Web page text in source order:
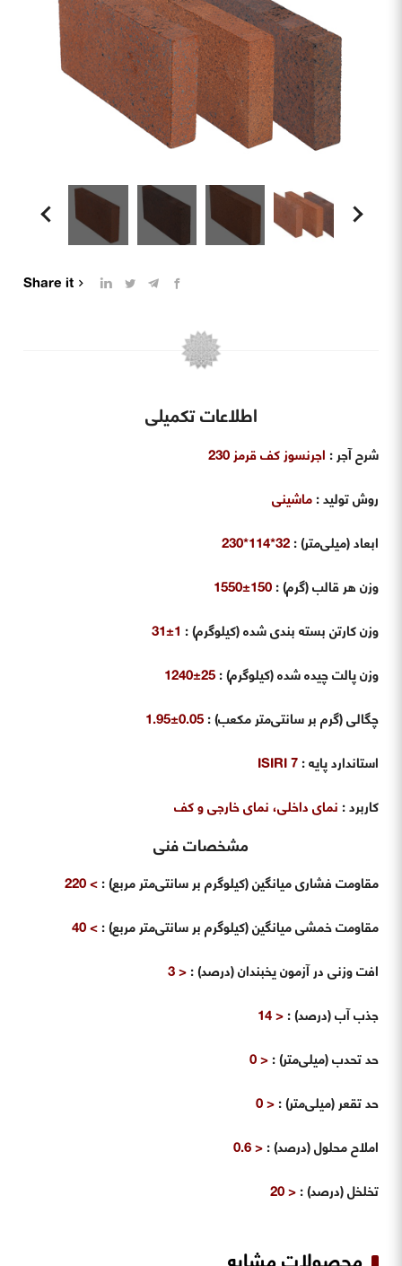
اطلاعات تکمیلی
شرح آجر:اجرنسوز کف قرمز 230
روش تولید:ماشینی
ابعاد (میلی‌متر):
32*114*230
وزن هر قالب (گرم):
150±1550
وزن کارتن بسته بندی شده (کیلوگرم):
1±31
وزن پالت چیده شده (کیلوگرم):
25±1240
چگالی (گرم بر سانتی‌متر مکعب):
0.05±1.95
استاندارد پایه:
ISIRI 7
کاربرد:نمای داخلی، نمای خارجی و کف
مشخصات فنی
مقاومت فشاری میانگین (کیلوگرم بر سانتی‌متر مربع):
> 220
مقاومت خمشی میانگین (کیلوگرم بر سانتی‌متر مربع):
> 40
افت وزنی در آزمون یخبندان (درصد):
< 3
جذب آب (درصد):
< 14
حد تحدب (میلی‌متر):
< 0
حد تقعر (میلی‌متر):
< 0
املاح محلول (درصد):
< 0.6
تخلخل (درصد):
< 20